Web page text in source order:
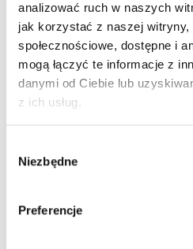
analizować ruch w naszych
jak korzystać z naszej witryny,
społecznościowe, dostępne i
mogą łączyć te informacje z
danymi od Ciebie lub
z ich usług.
zgody
Niezbędne
Preferencje
Imię i nazwisko: *
Adres e-mail: *